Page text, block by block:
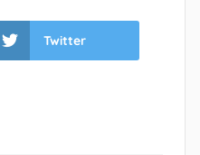
Twitter